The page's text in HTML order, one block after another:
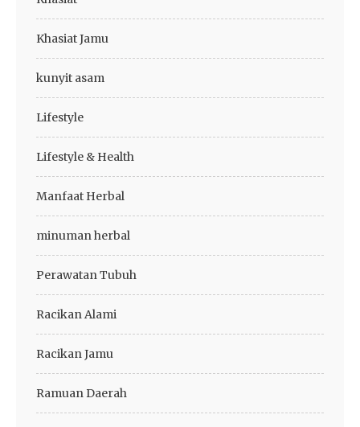
Khasiat Jamu
kunyit asam
Lifestyle
Lifestyle & Health
Manfaat Herbal
minuman herbal
Perawatan Tubuh
Racikan Alami
Racikan Jamu
Ramuan Daerah